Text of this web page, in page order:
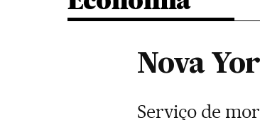
Nova
Serviço de